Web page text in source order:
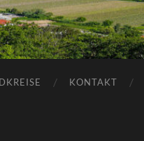
KONTAKT